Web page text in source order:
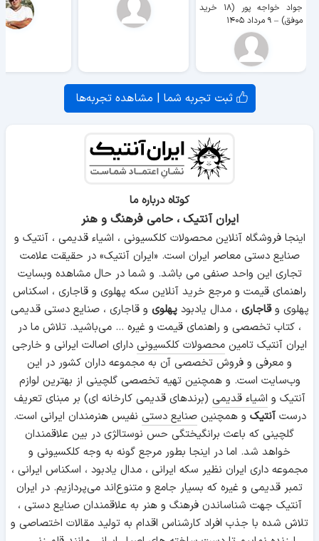
جواد خواجه پور (۱۸ خرید
موفق) – ۹ مرداد ۱۴۰۵
ثبت تجربه شما | مشاهده تجربه‌ها
کوتاه درباره ما
ایران آنتیک ، حامی فرهنگ و هنر
اینجا فروشگاه آنلاین محصولات کلکسیونی ، اشیاء قدیمی ، آنتیک و
صنایع دستی معاصر ایران است. «ایران آنتیک» در حقیقت علامت
تجاری این واحد صنفی می باشد. و شما در حال مشاهده وبسایت
راهنمای قیمت و مرجع خرید آنلاین سکه پهلوی و قاجاری ، اسکناس
پهلوی وقاجاری ، مدال یادبودپهلوی و قاجاری ، صنایع دستی قدیمی
، کتاب تخصصی و راهنمای قیمت و غیره ... می‌باشید. تلاش ما در
ایران آنتیک تامین محصولات کلکسیونی دارای اصالت ایرانی و خارجی
و معرفی و فروش تخصصی آن به مجموعه داران کشور در این
وب‌سایت است. و همچنین تهیه تخصصی گلچینی از بهترین لوازم
آنتیک و اشیاء قدیمی (برندهای قدیمی کارخانه ای) بر مبنای تعریف
درستآنتیک و همچنینصنایع دستی نفیس هنرمندان ایرانی است.
گلچینی که باعث برانگیختگی حس نوستالژی در بین علاقمندان
خواهد شد. اما در اینجا بطور مرجع گونه به وجه کلکسیونی و
مجموعه داری ایران نظیر سکه ایرانی ، مدال یادبود ، اسکناس ایرانی ،
تمبر قدیمی و غیره که بسیار جامع و متنوع‌اند می‌پردازیم. در ایران
آنتیک جهت شناساندن فرهنگ و هنر به علاقمندان صنایع دستی ،
تلاش شده با جذب افراد کارشناس اقدام به تولید مقالات اختصاصی و